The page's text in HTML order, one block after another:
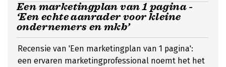
Een marketingplan van 1 pagina -
‘Een echte aanrader voor kleine
ondernemers en mkb’
Recensie van 'Een marketingplan van 1 pagina':
een ervaren marketingprofessional noemt het het